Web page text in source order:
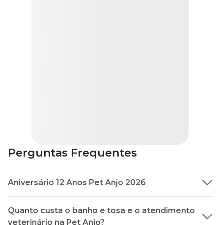
Perguntas Frequentes
Aniversário 12 Anos Pet Anjo 2026
Durante o mês de junho aproveite 12% OFF* no 1º banho
no Centro Estético Pet Anjo + 12% OFF* Cobasi para
Quanto custa o banho e tosa e o atendimento
veterinário na Pet Anjo?